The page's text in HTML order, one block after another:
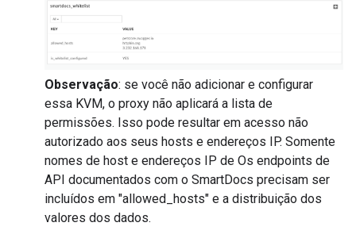
Observação: se você não adicionar e configurar
essa KVM, o proxy não aplicará a lista de
permissões. Isso pode resultar em acesso não
autorizado aos seus hosts e endereços IP. Somente
nomes de host e endereços IP de Os endpoints de
API documentados com o SmartDocs precisam ser
incluídos em "allowed_hosts" e a distribuição dos
valores dos dados.